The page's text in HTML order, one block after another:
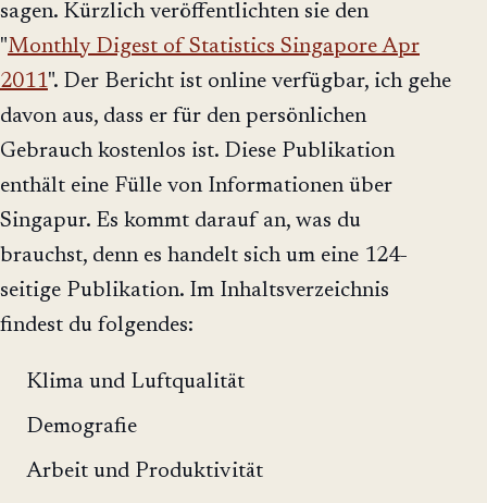
sagen. Kürzlich veröffentlichten sie den
"Monthly Digest of Statistics Singapore Apr
2011". Der Bericht ist online verfügbar, ich gehe
davon aus, dass er für den persönlichen
Gebrauch kostenlos ist. Diese Publikation
enthält eine Fülle von Informationen über
Singapur. Es kommt darauf an, was du
brauchst, denn es handelt sich um eine 124-
seitige Publikation. Im Inhaltsverzeichnis
findest du folgendes:
Klima und Luftqualität
Demografie
Arbeit und Produktivität